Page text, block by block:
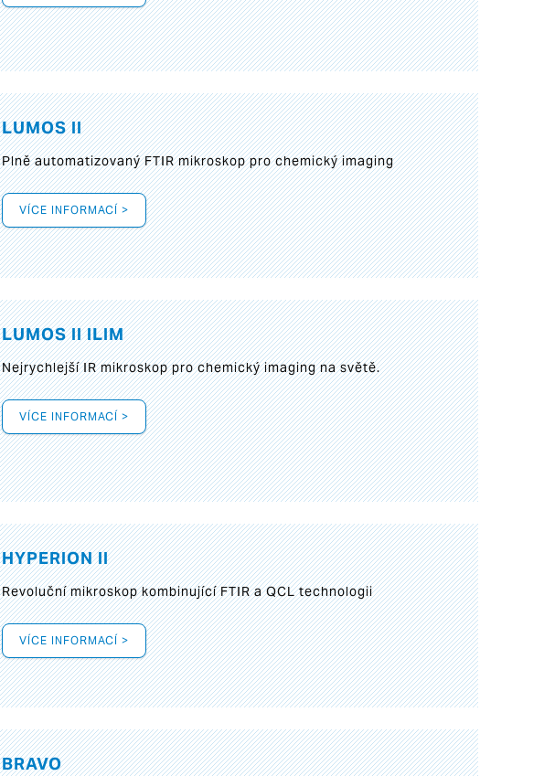
LUMOS II
Plně automatizovaný FTIR mikroskop pro chemický imaging
VÍCE INFORMACÍ >
LUMOS II ILIM
Nejrychlejší IR mikroskop pro chemický imaging na světě.
VÍCE INFORMACÍ >
HYPERION II
Revoluční mikroskop kombinující FTIR a QCL technologii
VÍCE INFORMACÍ >
BRAVO